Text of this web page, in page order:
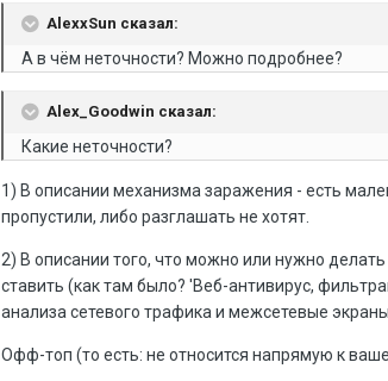
AlexxSun сказал:
А в чём неточности? Можно подробнее?
Alex_Goodwin сказал:
Какие неточности?
1) В описании механизма заражения - есть
пропустили, либо разглашать не хотят.
2) В описании того, что можно или нужно
ставить (как там было? 'Веб-антивирус,
анализа сетевого трафика и межсетевые
Офф-топ (то есть: не относится напрямую к